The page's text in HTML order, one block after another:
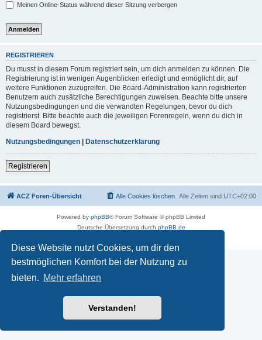
Diese Website nutzt Cookies, um dir den
bestmöglichen Komfort bei der Nutzung zu
bieten. Mehr erfahren
Verstanden!
Meinen Online-Status während dieser Sitzung verbergen
REGISTRIEREN
Du musst in diesem Forum registriert sein, um dich anmelden zu können. Die
Registrierung ist in wenigen Augenblicken erledigt und ermöglicht dir, auf
weitere Funktionen zuzugreifen. Die Board-Administration kann registrierten
Benutzern auch zusätzliche Berechtigungen zuweisen. Beachte bitte unsere
Nutzungsbedingungen und die verwandten Regelungen, bevor du dich
registrierst. Bitte beachte auch die jeweiligen Forenregeln, wenn du dich in
diesem Board bewegst.
Nutzungsbedingungen | Datenschutzerklärung
Registrieren
ACZ Foren-Übersicht Alle Zeiten sind UTC+02:00
Alle Cookies löschen
Powered by phpBB® Forum Software © phpBB Limited
Deutsche Übersetzung durch phpBB.de